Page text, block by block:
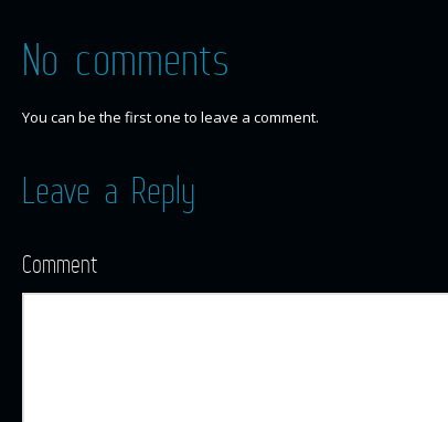
No comments
You can be the first one to leave a comment.
Leave a Reply
Comment